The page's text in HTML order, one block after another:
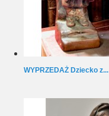
WYPRZEDAŻ Dziecko z...